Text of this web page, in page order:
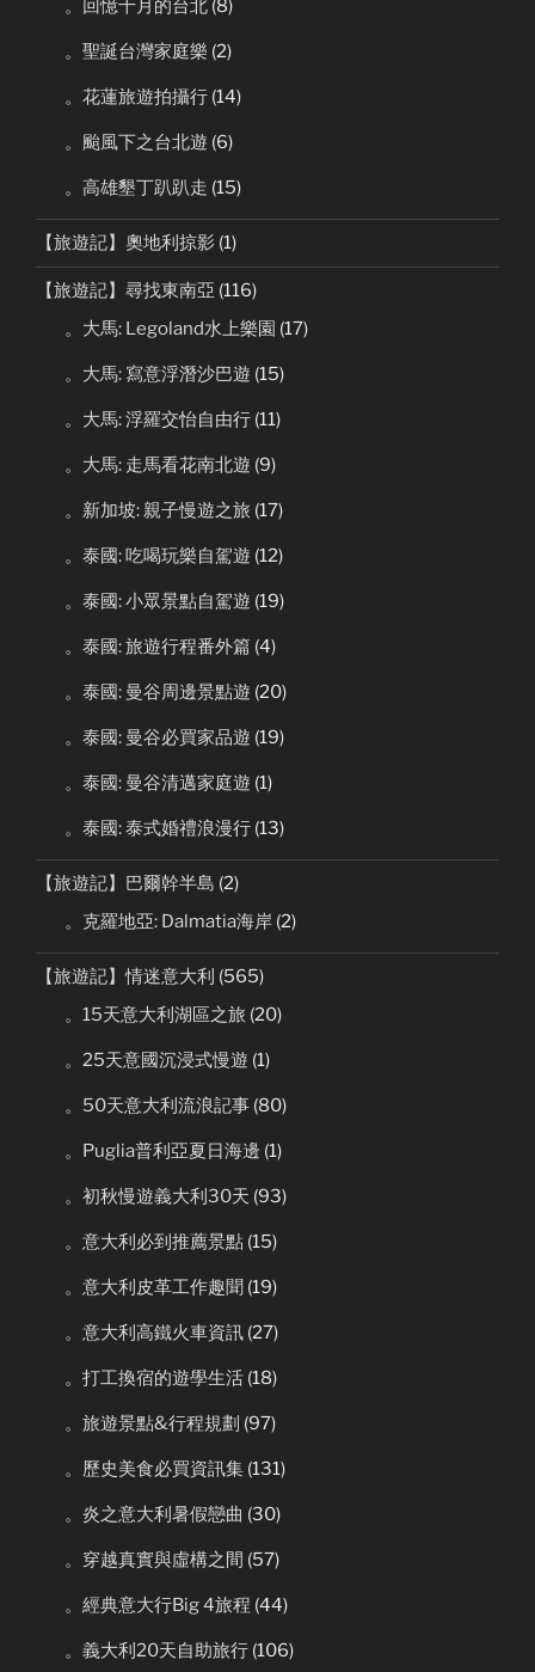
。回憶十月的台北 (8)
。聖誕台灣家庭樂 (2)
。花蓮旅遊拍攝行 (14)
。颱風下之台北遊 (6)
。高雄墾丁趴趴走 (15)
【旅遊記】奧地利掠影 (1)
【旅遊記】尋找東南亞 (116)
。大馬: Legoland水上樂園 (17)
。大馬: 寫意浮潛沙巴遊 (15)
。大馬: 浮羅交怡自由行 (11)
。大馬: 走馬看花南北遊 (9)
。新加坡: 親子慢遊之旅 (17)
。泰國: 吃喝玩樂自駕遊 (12)
。泰國: 小眾景點自駕遊 (19)
。泰國: 旅遊行程番外篇 (4)
。泰國: 曼谷周邊景點遊 (20)
。泰國: 曼谷必買家品遊 (19)
。泰國: 曼谷清邁家庭遊 (1)
。泰國: 泰式婚禮浪漫行 (13)
【旅遊記】巴爾幹半島 (2)
。克羅地亞: Dalmatia海岸 (2)
【旅遊記】情迷意大利 (565)
。15天意大利湖區之旅 (20)
。25天意國沉浸式慢遊 (1)
。50天意大利流浪記事 (80)
。Puglia普利亞夏日海邊 (1)
。初秋慢遊義大利30天 (93)
。意大利必到推薦景點 (15)
。意大利皮革工作趣聞 (19)
。意大利高鐵火車資訊 (27)
。打工換宿的遊學生活 (18)
。旅遊景點&行程規劃 (97)
。歷史美食必買資訊集 (131)
。炎之意大利暑假戀曲 (30)
。穿越真實與虛構之間 (57)
。經典意大行Big 4旅程 (44)
。義大利20天自助旅行 (106)